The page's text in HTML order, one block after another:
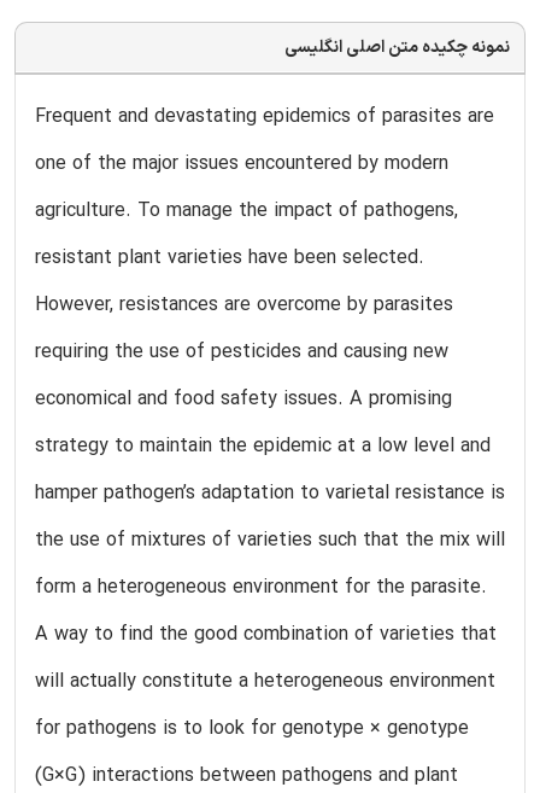
نمونه چکیده متن اصلی انگلیسی
Frequent and devastating epidemics of parasites are
one of the major issues encountered by modern
agriculture. To manage the impact of pathogens,
resistant plant varieties have been selected.
However, resistances are overcome by parasites
requiring the use of pesticides and causing new
economical and food safety issues. A promising
strategy to maintain the epidemic at a low level and
hamper pathogen’s adaptation to varietal resistance is
the use of mixtures of varieties such that the mix will
form a heterogeneous environment for the parasite.
A way to find the good combination of varieties that
will actually constitute a heterogeneous environment
for pathogens is to look for genotype × genotype
(G×G) interactions between pathogens and plant